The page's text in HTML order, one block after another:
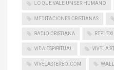
LO QUE VALE UN SER HUMANO
MEDITACIONES CRISTIANAS
RADIO CRISTIANA
VIDA ESPIRITUAL VIVELA
VIVELASTEREO.COM WALL